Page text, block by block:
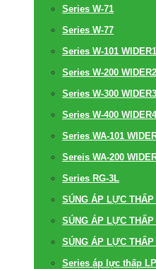
Series W-71
Series W-77
Series W-101
Series W-200 WIDER2
Series W-300 WIDER3
Series W-400 WIDER4
Series WA-101
Sereis WA-200
Series RG-3L
SÚNG ÁP LỰC THẤP
SÚNG ÁP LỰC THẤP
SÚNG ÁP LỰC
Series áp lực thấp